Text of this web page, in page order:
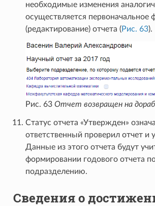
необходимые изменения
осуществляется первоначальное
(редактирование) отчета (Рис. 63).
Рис. 63 Отчет возвращен на
Статус отчета «Утвержден»
ответственный проверил отчет и
Данные из этого отчета будут
формировании годового отчета
подразделению.
Сведения о